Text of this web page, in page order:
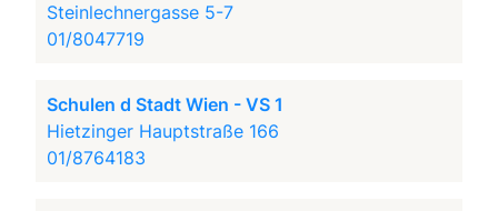
Steinlechnergasse 5-7
01/8047719
Schulen d Stadt Wien - VS 1
Hietzinger Hauptstraße 166
01/8764183